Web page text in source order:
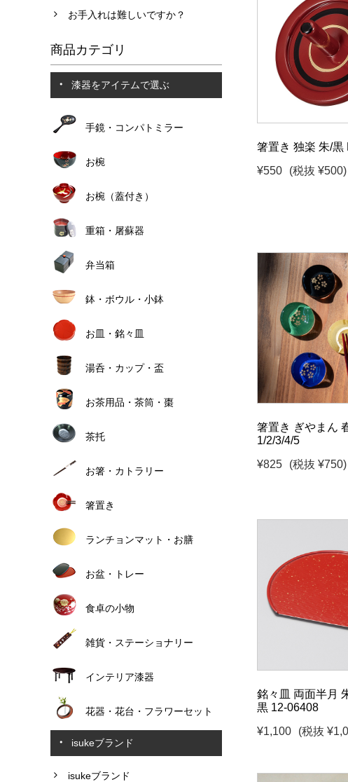
お手入れは難しいですか？
商品カテゴリ
漆器をアイテムで選ぶ
手鏡・コンパトミラー
お椀
お椀（蓋付き）
重箱・屠蘇器
弁当箱
鉢・ボウル・小鉢
お皿・銘々皿
湯呑・カップ・盃
お茶用品・茶筒・棗
茶托
お箸・カトラリー
箸置き
ランチョンマット・お膳
お盆・トレー
食卓の小物
雑貨・ステーショナリー
インテリア漆器
花器・花台・フラワーセット
isukeブランド
isukeブランド
箸置き 独楽 朱/黒
¥550
(税抜 ¥500)
箸置き ぎやまん
1/2/3/4/5
¥825
(税抜 ¥750)
銘々皿 両面半月
黒 12-06408
¥1,100
(税抜